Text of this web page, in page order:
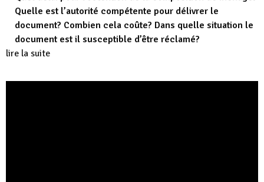
Quelle est l’autorité compétente pour délivrer le
document? Combien cela coûte? Dans quelle situation le
document est il susceptible d’être réclamé?
lire la suite